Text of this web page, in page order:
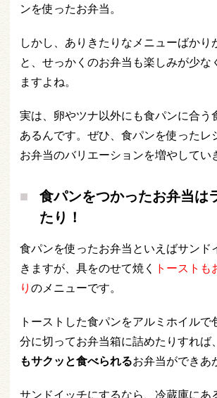
ンを使ったお弁当。
しかし、ありきたりなメニューばかり
と、せっかくのお弁当も楽しみが少な
ますよね。
実は、卵やツナ以外にも食パンに合う
あるんです。ぜひ、食パンを使ったレ
お弁当のバリエーションを増やしてい
食パンをつかったお弁当は
たり！
食パンを使ったお弁当といえばサンド
きますが、具をのせて焼く トーストも
りのメニューです。
トーストした食パンをアルミホイルで
分に切ってお弁当箱に詰めたりすれば
もサクッと食べられるお弁当ができあ
サンドイッチにするなら、冷蔵庫にあ